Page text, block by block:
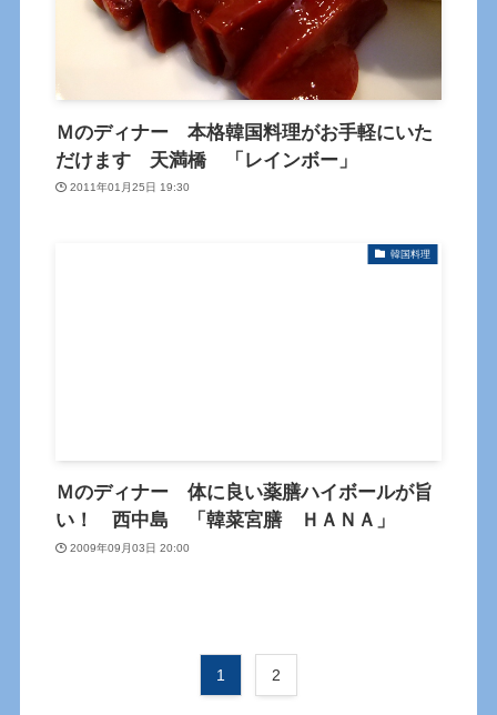
Ｍのディナー 本格韓国料理がお手軽にいた
だけます 天満橋 「レインボー」
2011年01月25日 19:30
韓国料理
Ｍのディナー 体に良い薬膳ハイボールが旨
い！ 西中島 「韓菜宮膳 ＨＡＮＡ」
2009年09月03日 20:00
1 2